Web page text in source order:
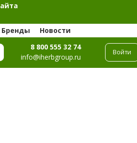
Бренды Новости
8 800 555 32 74
info@iherbgroup.ru
Войти